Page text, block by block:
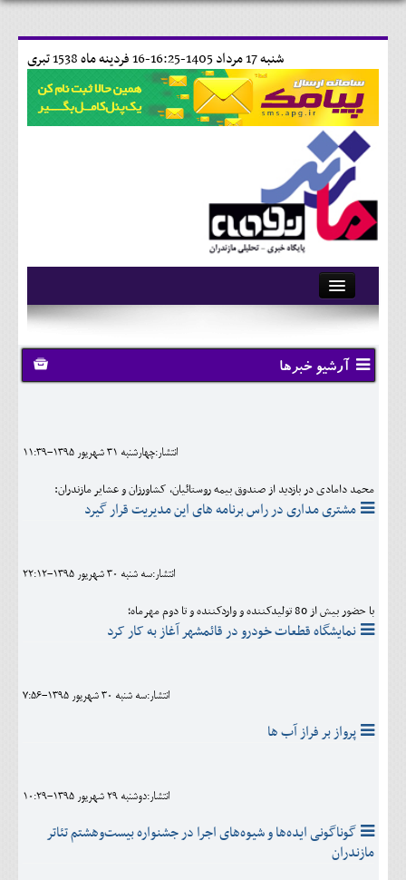
16 فردينه ماه 1538 تبری شنبه 17 مرداد 1405-16:25-
آرشیو
تماس با ما
وبلاگ
کلینیک
فرهنگی و هنری
اقتصادی
آرشیو خبرها
انتشار:چهارشنبه 31 شهريور 1395-11:39
محمد دامادی در بازدید از صندوق بیمه روستائیان، کشاورزان و عشایر مازندران:
مشتری مداری در راس برنامه های این مدیریت قرار گیرد
انتشار:سه شنبه 30 شهريور 1395-22:12
با حضور بیش از 80 تولیدکننده و واردکننده و تا دوم مهرماه؛
نمایشگاه قطعات خودرو در قائمشهر آغاز به کار کرد
انتشار:سه شنبه 30 شهريور 1395-7:56
پرواز بر فراز آب ها
انتشار:دوشنبه 29 شهريور 1395-10:29
گوناگونی ایده‌ها و شیوه‌های اجرا در جشنواره بیست‌وهشتم تئاتر
مازندران